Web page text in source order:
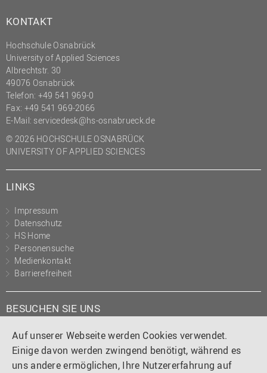
Auf unserer Webseite werden Cookies verwendet.
Einige davon werden zwingend benötigt, während es
uns andere ermöglichen, Ihre Nutzererfahrung auf
KONTAKT
Hochschule Osnabrück
University of Applied Sciences
Albrechtstr. 30
49076 Osnabrück
Telefon: +49 541 969-0
Fax: +49 541 969-2066
E-Mail: servicedesk@hs-osnabrueck.de
© 2026 HOCHSCHULE OSNABRÜCK
UNIVERSITY OF APPLIED SCIENCES
LINKS
Impressum
Datenschutz
HS Home
Personensuche
Medienkontakt
Barrierefreiheit
BESUCHEN SIE UNS
Instagram
TiktokLinkedIn
YouTube
Facebook